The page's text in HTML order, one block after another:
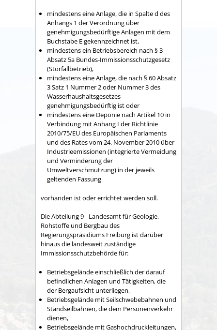
mindestens eine Anlage, die in Spalte d des
Anhangs 1 der Verordnung über
genehmigungsbedürftige Anlagen mit dem
Buchstabe E gekennzeichnet ist,
mindestens ein Betriebsbereich nach § 3
Absatz 5a Bundes-Immissionsschutzgesetz
(Störfallbetrieb),
mindestens eine Anlage, die nach § 60 Absatz
3 Satz 1 Nummer 2 oder Nummer 3 des
Wasserhaushaltsgesetzes
genehmigungsbedürftig ist oder
mindestens eine Deponie nach Artikel 10 in
Verbindung mit Anhang I der Richtlinie
2010/75/EU des Europäischen Parlaments
und des Rates vom 24. November 2010 über
Industrieemissionen (integrierte Vermeidung
und Verminderung der
Umweltverschmutzung) in der jeweils
geltenden Fassung
vorhanden ist oder errichtet werden soll.
Die Abteilung 9 - Landesamt für Geologie,
Rohstoffe und Bergbau des
Regierungspräsidiums Freiburg ist darüber
hinaus die landesweit zuständige
Immissionsschutzbehörde für:
Betriebsgelände einschließlich der darauf
befindlichen Anlagen und Tätigkeiten, die
der Bergaufsicht unterliegen,
Betriebsgelände mit Seilschwebebahnen und
Standseilbahnen, die dem Personenverkehr
dienen,
Betriebsgelände mit Gashochdruckleitungen,